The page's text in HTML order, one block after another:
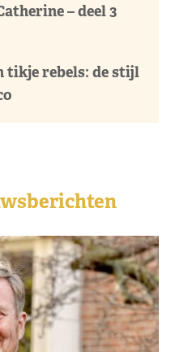
– deel 3
tikje rebels: de stijl